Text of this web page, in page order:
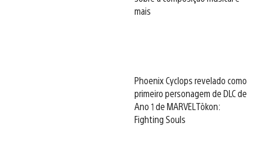
mais
Phoenix Cyclops revelado como
primeiro personagem de DLC de
Ano 1 de MARVEL Tōkon:
Fighting Souls